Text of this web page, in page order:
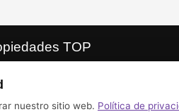
TOP
vistas al mar
nuestro sitio web. Política de